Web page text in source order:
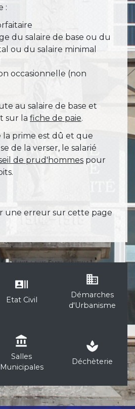
:
du salaire de base ou du
ou du salaire minimal
occasionnelle (non
au salaire de base et
sur la fiche de paie.
la prime est dû et que
de la verser, le salarié
de prud'hommes pour
une erreur sur cette page
recent_actors
Etat Civil
business
Démarches
d'Urbanisme
account_balance
Salles
Municipales
spa
Déchèterie